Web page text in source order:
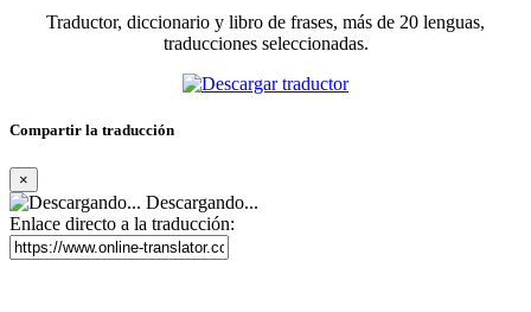
Traductor, diccionario y libro de frases, más de 20 lenguas,
traducciones seleccionadas.
Compartir la traducción
×
Descargando...
Enlace directo a la traducción: